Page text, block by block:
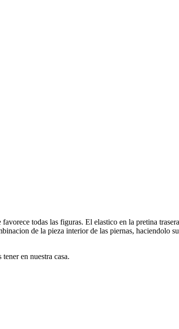
todas las figuras. El elastico en la pretina
de la pieza interior de las piernas, haciendolo
tener en nuestra casa.